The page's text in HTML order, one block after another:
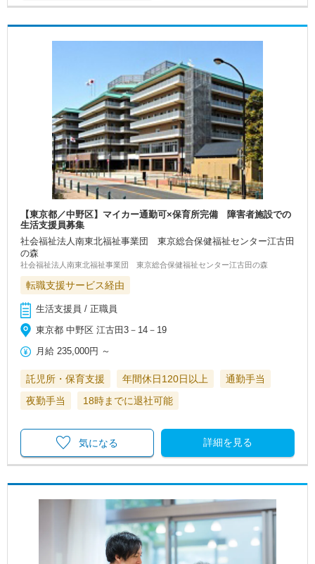
【東京都／中野区】マイカー通勤可×保育所完備 障害者施設での
生活支援員募集
社会福祉法人南東北福祉事業団 東京総合保健福祉センター江古田
の森
社会福祉法人南東北福祉事業団 東京総合保健福祉センター江古田の森
転職支援サービス経由
生活支援員 / 正職員
東京都 中野区 江古田3－14－19
月給 235,000円 ～
託児所・保育支援 年間休日120日以上
通勤手当
夜勤手当
18時までに退社可能
詳細を見る
気になる